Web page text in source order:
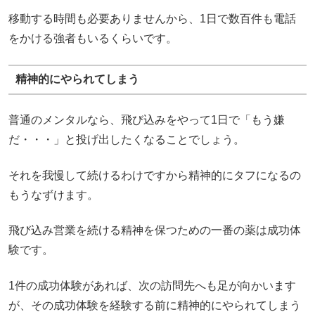
移動する時間も必要ありませんから、1日で数百件も電話
をかける強者もいるくらいです。
精神的にやられてしまう
普通のメンタルなら、飛び込みをやって1日で「もう嫌
だ・・・」と投げ出したくなることでしょう。
それを我慢して続けるわけですから精神的にタフになるの
もうなずけます。
飛び込み営業を続ける精神を保つための一番の薬は成功体
験です。
1件の成功体験があれば、次の訪問先へも足が向かいます
が、その成功体験を経験する前に精神的にやられてしまう